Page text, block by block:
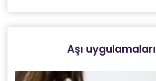
Aşı uygulamaları